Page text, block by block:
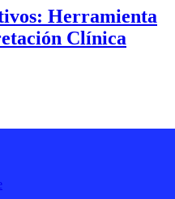
Herramienta
Clínica